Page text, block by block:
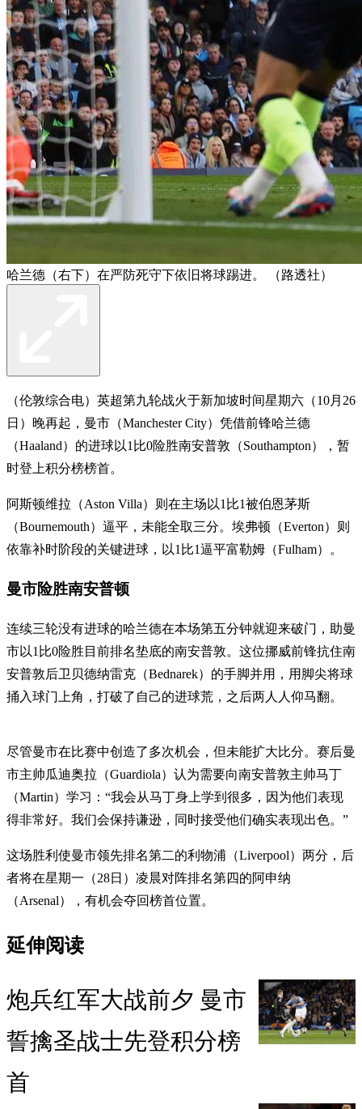
哈兰德（右下）在严防死守下依旧将球踢进。 （路透社）
（伦敦综合电）英超第九轮战火于新加坡时间星期六（10月26
日）晚再起，曼市（Manchester City）凭借前锋哈兰德
（Haaland）的进球以1比0险胜南安普敦（Southampton），暂
时登上积分榜榜首。
阿斯顿维拉（Aston Villa）则在主场以1比1被伯恩茅斯
（Bournemouth）逼平，未能全取三分。埃弗顿（Everton）则
依靠补时阶段的关键进球，以1比1逼平富勒姆（Fulham）。
曼市险胜南安普顿
连续三轮没有进球的哈兰德在本场第五分钟就迎来破门，助曼
市以1比0险胜目前排名垫底的南安普敦。这位挪威前锋抗住南
安普敦后卫贝德纳雷克（Bednarek）的手脚并用，用脚尖将球
捅入球门上角，打破了自己的进球荒，之后两人人仰马翻。
尽管曼市在比赛中创造了多次机会，但未能扩大比分。赛后曼
市主帅瓜迪奥拉（Guardiola）认为需要向南安普敦主帅马丁
（Martin）学习：“我会从马丁身上学到很多，因为他们表现
得非常好。我们会保持谦逊，同时接受他们确实表现出色。”
这场胜利使曼市领先排名第二的利物浦（Liverpool）两分，后
者将在星期一（28日）凌晨对阵排名第四的阿申纳
（Arsenal），有机会夺回榜首位置。
延伸阅读
炮兵红军大战前夕 曼市
誓擒圣战士先登积分榜
首